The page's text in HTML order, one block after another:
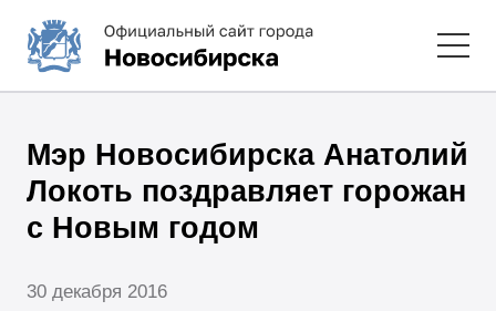
Мэр Новосибирска Анатолий
Локоть поздравляет горожан
с Новым годом
30 декабря 2016